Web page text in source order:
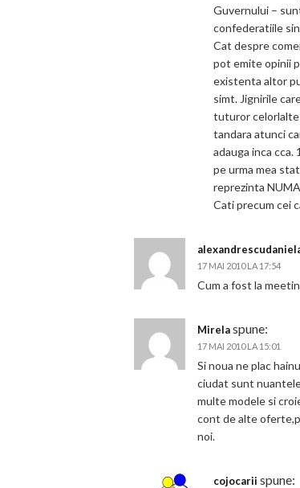
Guvernului –
confederatiile
Cat despre
pot emite opinii
existenta altor
simt. Jignirile
tuturor celorlalte
tandara atunci
adauga inca
pe urma mea
reprezinta
Cati precum cei
17 MAI 2010 LA 17:54
Cum a fost la
Mirelaspune:
17 MAI 2010 LA 15:01
Si noua ne plac
ciudat sunt
multe modele si
cont de alte
noi.
cojocarii spune: